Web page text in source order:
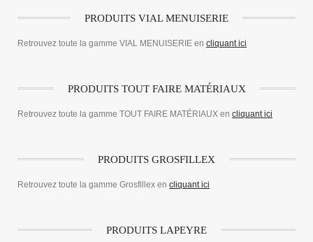
PRODUITS VIAL MENUISERIE
Retrouvez toute la gamme VIAL MENUISERIE en cliquant ici
PRODUITS TOUT FAIRE MATÉRIAUX
Retrouvez toute la gamme TOUT FAIRE MATÉRIAUX en cliquant ici
PRODUITS GROSFILLEX
Retrouvez toute la gamme Grosfillex en cliquant ici
PRODUITS LAPEYRE